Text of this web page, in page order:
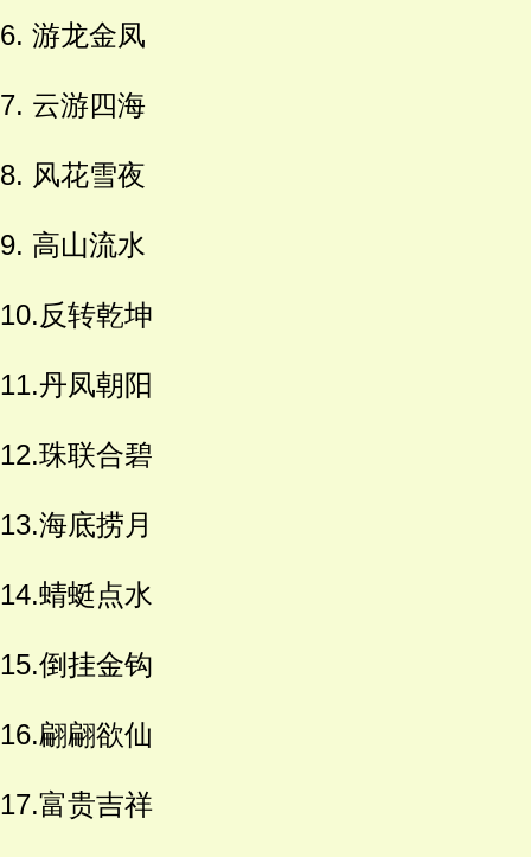
6. 游龙金凤
7. 云游四海
8. 风花雪夜
9. 高山流水
10.反转乾坤
11.丹凤朝阳
12.珠联合碧
13.海底捞月
14.蜻蜓点水
15.倒挂金钩
16.翩翩欲仙
17.富贵吉祥